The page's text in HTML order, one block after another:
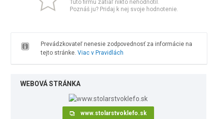
Túto firmu zatiaľ nikto nehodnotil.
Poznáš ju? Pridaj k nej svoje hodnotenie.
Prevádzkovateľ nenesie zodpovednosť za informácie na
tejto stránke. Viac v Pravidlách
WEBOVÁ STRÁNKA
www.stolarstvoklefo.sk